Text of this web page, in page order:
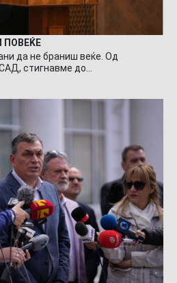
ПОВЕЌЕ
да не браниш веќе. Од
стигнавме до…